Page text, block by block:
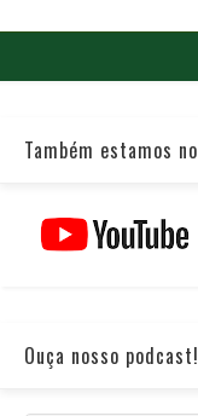
Também estamos no
Ouça nosso podcast!